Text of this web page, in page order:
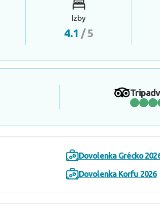
Izby
4.1 / 5
Dovolenka Grécko
Dovolenka Korfu 2026